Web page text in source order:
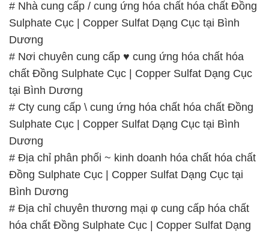
tại Bình Dương
# Cty cung cấp \ cung ứng hóa chất hóa chất Đồng
Sulphate Cục | Copper Sulfat Dạng Cục tại Bình
Dương
# Địa chỉ phân phối ~ kinh doanh hóa chất hóa chất
Đồng Sulphate Cục | Copper Sulfat Dạng Cục tại
Bình Dương
# Địa chỉ chuyên thương mại φ cung cấp hóa chất
hóa chất Đồng Sulphate Cục | Copper Sulfat Dạng
Cục tại Bình Dương
# Đơn vị phân phối * kinh doanh hóa chất hóa chất
Đồng Sulphate Cục | Copper Sulfat Dạng Cục tại
Bình Dương